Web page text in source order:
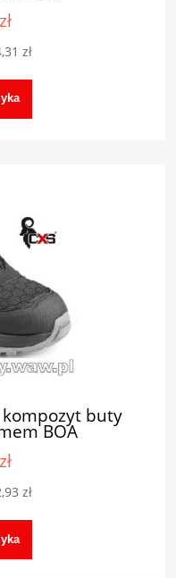
zł
kompozyt buty
BOA
zł